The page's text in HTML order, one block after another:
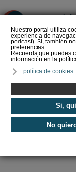
Nuestro portal utiliza
experiencia de
podcast). Si, también
preferencias.
Recuerda que puedes
información en la
política de cookies.
Si,
No
FENERCOM